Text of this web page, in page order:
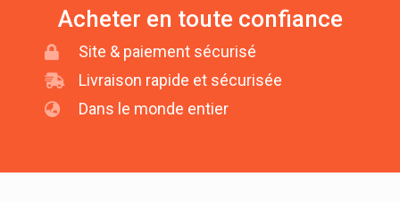
Acheter en toute confiance
Site & paiement sécurisé
Livraison rapide et sécurisée
Dans le monde entier